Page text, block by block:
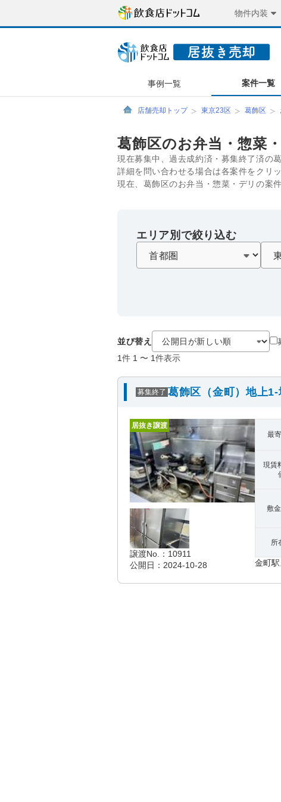
物件内装
事例一覧 案件一覧
店舗売却トップ 東京23区 葛飾区
葛飾区のお弁当・惣菜
現在募集中、過去成約済・募集終了済の
詳細を問い合わせる場合は各案件をクリ
現在、葛飾区のお弁当・惣菜・デリの案
エリア別で絞り込む
並び替え
1件 1 〜 1件表示
募集終了 葛飾区（金町）地上
居抜き譲渡
譲渡No.：10911
公開日：2024-10-28
最
現賃
敷
所
金町